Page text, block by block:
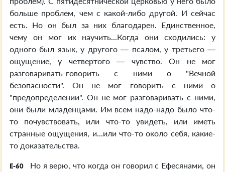
больше проблем, чем с какой-либо другой. И сейчас
есть. Но он был за них благодарен. Единственное,
чему он мог их научить...Когда они сходились: у
одного был язык, у другого — псалом, у третьего —
ощущение, у четвертого — чувство. Он не мог
разговаривать-говорить с ними о "Вечной
безопасности". Он не мог говорить с ними о
"предопределении". Он не мог разговаривать с ними,
они были младенцами. Им всем надо-надо было что-
то почувствовать, или что-то увидеть, или иметь
странные ощущения, и...или что-то около себя, какие-
то доказательства.
E-60
Но я верю, что когда он говорил с Ефесянами, он